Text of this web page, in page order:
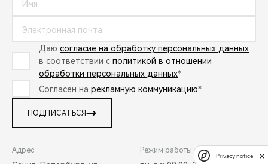
Даю согласие на обработку персональных данных
в соответствии с политикой в отношении
обработки персональных данных*
Согласен на рекламную коммуникацию*
ПОДПИСАТЬСЯ
Адрес: Режим работы:
Privacy notice